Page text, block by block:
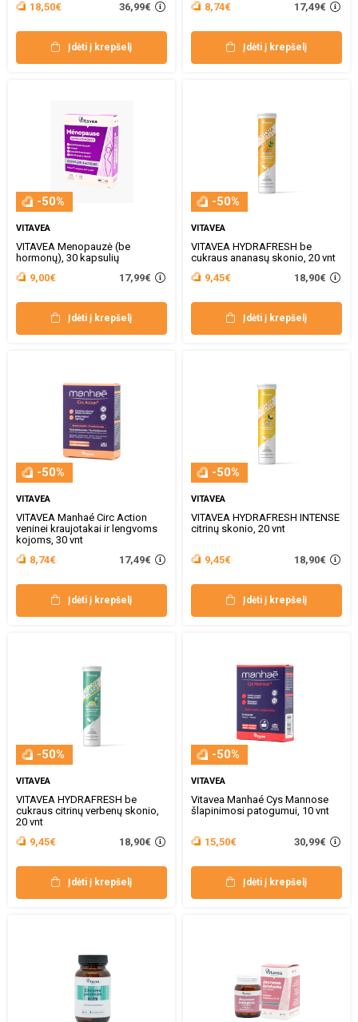
18,50€ 36,99€
Įdėti į krepšelį
8,74€ 17,49€
Įdėti į krepšelį
-50%
VITAVEA
VITAVEA Menopauzė (be
hormonų), 30 kapsulių
9,00€
17,99€
Įdėti į krepšelį
-50%
VITAVEA
VITAVEA HYDRAFRESH be
cukraus ananasų skonio, 20 vnt
9,45€
18,90€
Įdėti į krepšelį
-50%
VITAVEA
VITAVEA Manhaé Circ Action
veninei kraujotakai ir lengvoms
kojoms, 30 vnt
8,74€
17,49€
Įdėti į krepšelį
-50%
VITAVEA
VITAVEA HYDRAFRESH INTENSE
citrinų skonio, 20 vnt
9,45€ 18,90€
Įdėti į krepšelį
-50%
VITAVEA
VITAVEA HYDRAFRESH be
cukraus citrinų verbenų skonio,
20 vnt
9,45€
18,90€
Įdėti į krepšelį
-50%
VITAVEA
Vitavea Manhaé Cys Mannose
šlapinimosi patogumui, 10 vnt
15,50€ 30,99€
Įdėti į krepšelį